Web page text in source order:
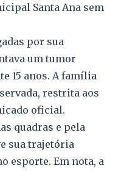
Santa Ana sem
por sua
um tumor
15 anos. A família
restrita aos
oficial.
quadras e pela
sua trajetória
esporte. Em nota, a